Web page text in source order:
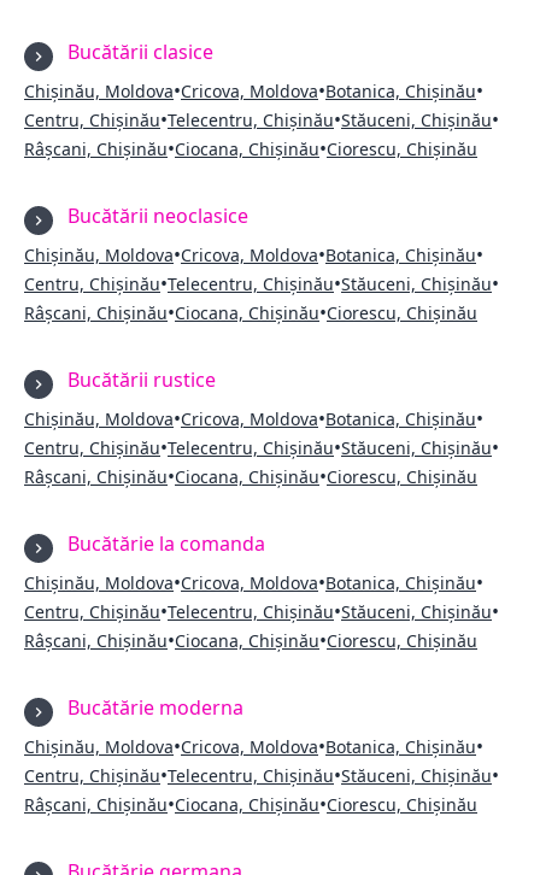
Bucătării clasice
Chișinău, Moldova•Cricova, Moldova•Botanica, Chișinău•
Centru, Chișinău•Telecentru, Chișinău•Stăuceni, Chișinău•
Râșcani, Chișinău•Ciocana, Chișinău•Ciorescu, Chișinău
Bucătării neoclasice
Chișinău, Moldova•Cricova, Moldova•Botanica, Chișinău•
Centru, Chișinău•Telecentru, Chișinău•Stăuceni, Chișinău•
Râșcani, Chișinău•Ciocana, Chișinău•Ciorescu, Chișinău
Bucătării rustice
Chișinău, Moldova•Cricova, Moldova•Botanica, Chișinău•
Centru, Chișinău•Telecentru, Chișinău•Stăuceni, Chișinău•
Râșcani, Chișinău•Ciocana, Chișinău•Ciorescu, Chișinău
Bucătărie la comanda
Chișinău, Moldova•Cricova, Moldova•Botanica, Chișinău•
Centru, Chișinău•Telecentru, Chișinău•Stăuceni, Chișinău•
Râșcani, Chișinău•Ciocana, Chișinău•Ciorescu, Chișinău
Bucătărie moderna
Chișinău, Moldova•Cricova, Moldova•Botanica, Chișinău•
Centru, Chișinău•Telecentru, Chișinău•Stăuceni, Chișinău•
Râșcani, Chișinău•Ciocana, Chișinău•Ciorescu, Chișinău